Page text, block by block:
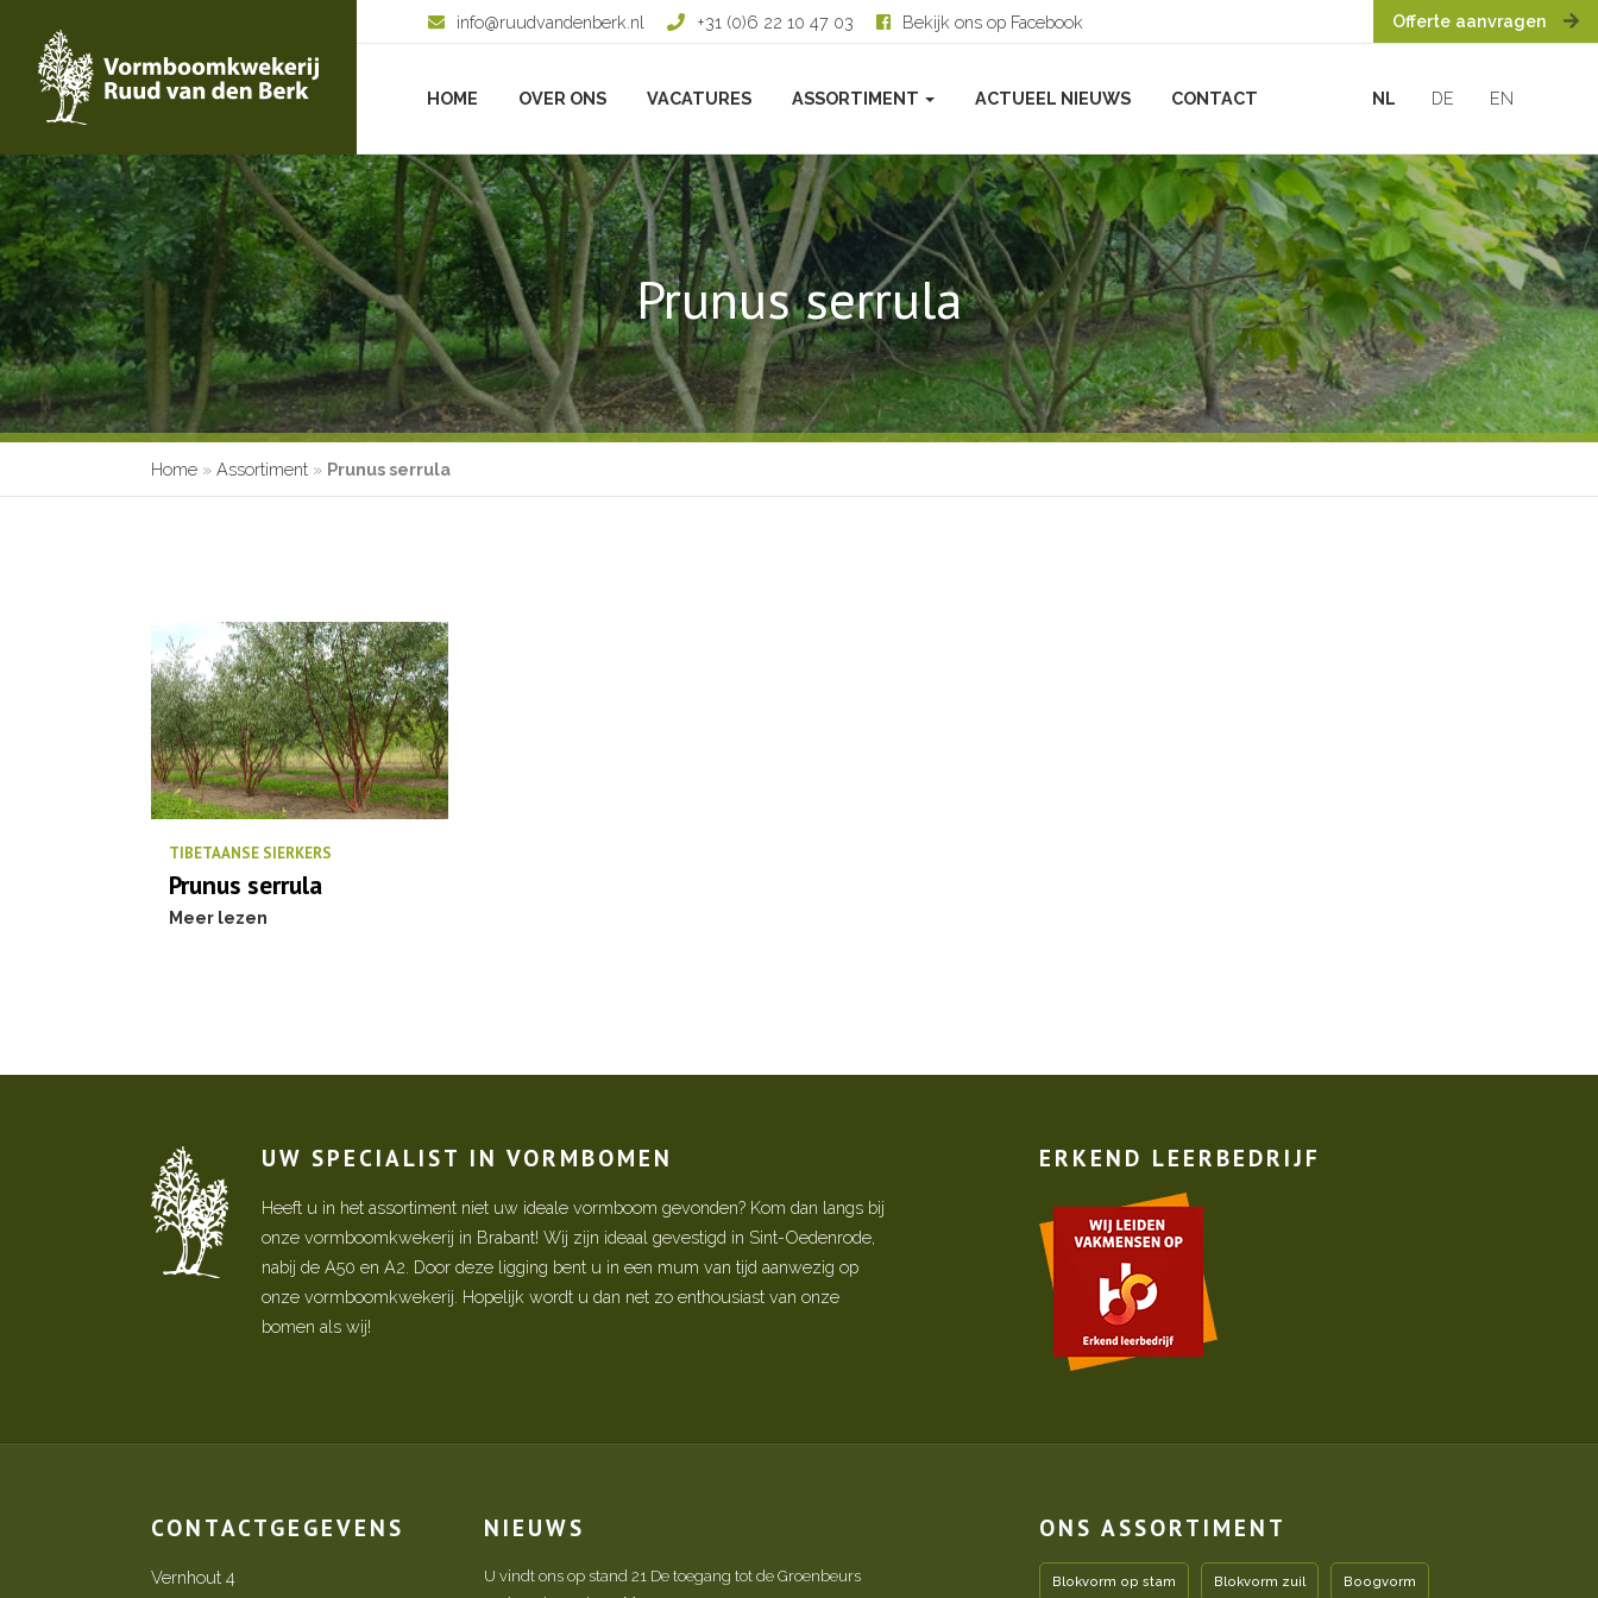
info@ruudvandenberk.nl +31 (0)6 22 10 47 03 Bekijk ons op Facebook Offerte aanvragen
HOME OVER ONS VACATURES ASSORTIMENT ACTUEEL NIEUWS CONTACT NL DE EN
Prunus serrula
Home » Assortiment » Prunus serrula
TIBETAANSE SIERKERS
Prunus serrula
Meer lezen
UW SPECIALIST IN VORMBOMEN
Heeft u in het assortiment niet uw ideale vormboom gevonden? Kom dan langs bij
onze vormboomkwekerij in Brabant! Wij zijn ideaal gevestigd in Sint-Oedenrode,
nabij de A50 en A2. Door deze ligging bent u in een mum van tijd aanwezig op
onze vormboomkwekerij. Hopelijk wordt u dan net zo enthousiast van onze
bomen als wij!
ERKEND LEERBEDRIJF
CONTACTGEGEVENS
Vernhout 4
NIEUWS
U vindt ons op stand 21 De toegang tot de Groenbeurs
ONS ASSORTIMENT
Blokvorm op stam Blokvorm zuil Boogvorm